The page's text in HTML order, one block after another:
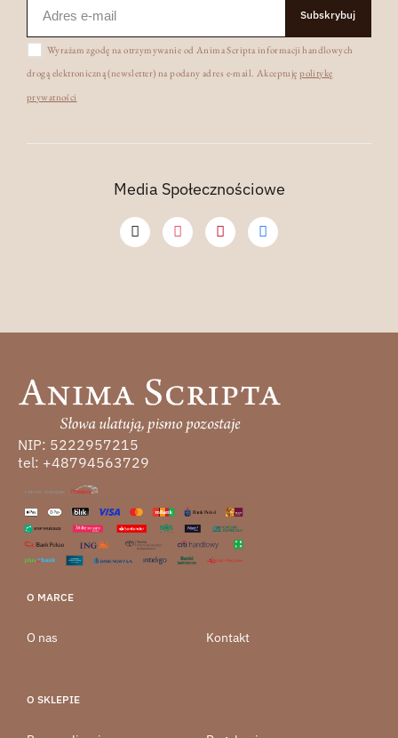
Subskrybuj
Wyrażam zgodę na otrzymywanie od Anima Scripta informacji handlowych
drogą elektroniczną (newsletter) na podany adres e-mail. Akceptujępolitykę
prywatności
Media Społecznościowe
NIP: 5222957215
tel: +48794563729
O MARCE
O nas Kontakt
O SKLEPIE